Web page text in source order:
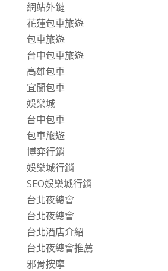
網站外鏈
花蓮包車旅遊
包車旅遊
台中包車旅遊
高雄包車
宜蘭包車
娛樂城
台中包車
包車旅遊
博弈行銷
娛樂城行銷
SEO娛樂城行銷
台北夜總會
台北夜總會
台北酒店介紹
台北夜總會推薦
邪骨按摩